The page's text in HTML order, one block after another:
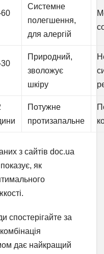
Системне
полегшення,
для алергій
Природний,
зволожує
шкіру
Потужне
протизапальне
з сайтів doc.ua
як
спостерігайте за
дає найкращий